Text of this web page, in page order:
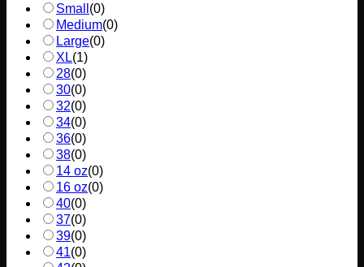
Small (0)
Medium(0)
Large(0)
XL(1)
28(0)
30(0)
32(0)
34(0)
36(0)
38(0)
14 oz(0)
16 oz(0)
40(0)
37(0)
39(0)
41(0)